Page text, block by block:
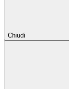
Chiudi